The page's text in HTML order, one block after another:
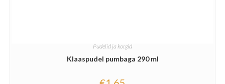
Pudelid ja korgid
Klaaspudel pumbaga 290 ml